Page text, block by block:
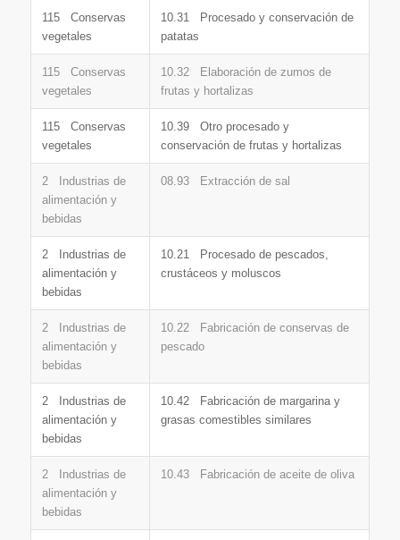
115 Conservas
vegetales
10.31 Procesado y conservación de
patatas
115 Conservas
vegetales
10.32 Elaboración de zumos de
frutas y hortalizas
115 Conservas
vegetales
10.39 Otro procesado y
conservación de frutas y hortalizas
2 Industrias de
alimentación y
bebidas
08.93 Extracción de sal
2 Industrias de
alimentación y
bebidas
10.21 Procesado de pescados,
crustáceos y moluscos
2 Industrias de
alimentación y
bebidas
10.22 Fabricación de conservas de
pescado
2 Industrias de
alimentación y
bebidas
10.42 Fabricación de margarina y
grasas comestibles similares
2 Industrias de
alimentación y
bebidas
10.43 Fabricación de aceite de oliva